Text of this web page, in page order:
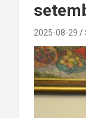
2025-08-29